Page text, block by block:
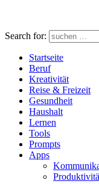
Search for:
Startseite
Beruf
Kreativität
Reise & Freizeit
Gesundheit
Haushalt
Lernen
Tools
Prompts
Apps